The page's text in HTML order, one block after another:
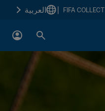
FIFA COLLECT العربية